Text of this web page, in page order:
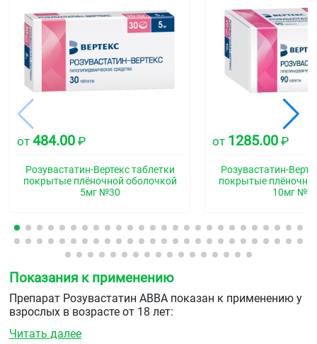
от 484.00 ₽
Розувастатин-Вертекс таблетки
покрытые плёночной оболочкой
5мг №30
от 1285.00 ₽
Розувастатин-
покрытые
10мг
Показания к применению
Препарат Розувастатин ABBA показан к применению у
взрослых в возрасте от 18 лет:
при первичной гиперхолестеринемии по
Читать далее